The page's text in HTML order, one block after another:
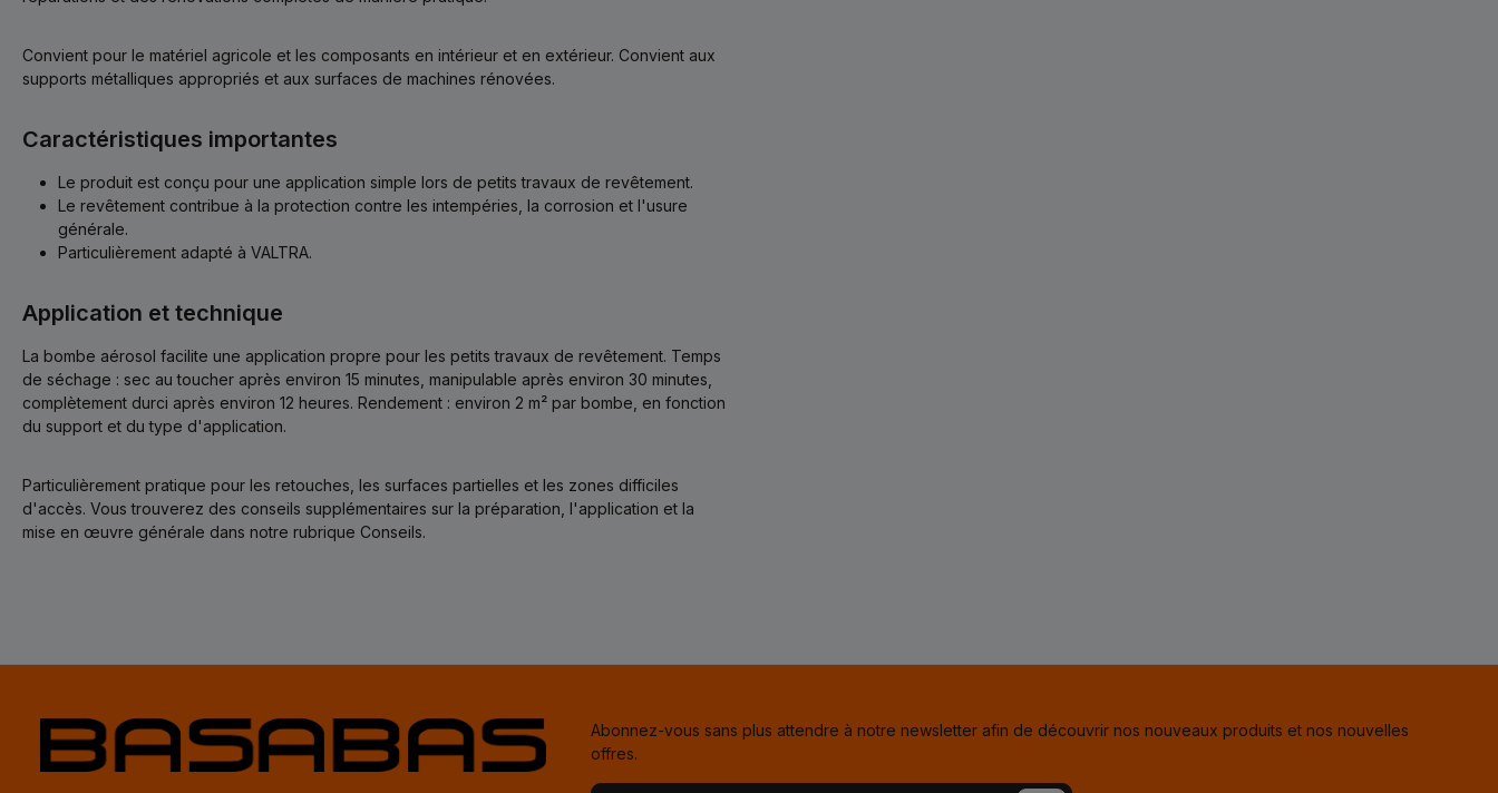
Convient pour le matériel agricole et les composants en intérieur et en extérieur. Convient aux
supports métalliques appropriés et aux surfaces de machines rénovées.
Caractéristiques importantes
Le produit est conçu pour une application simple lors de petits travaux de revêtement.
Le revêtement contribue à la protection contre les intempéries, la corrosion et l'usure
générale.
Particulièrement adapté à VALTRA.
Application et technique
La bombe aérosol facilite une application propre pour les petits travaux de revêtement. Temps
de séchage : sec au toucher après environ 15 minutes, manipulable après environ 30 minutes,
complètement durci après environ 12 heures. Rendement : environ 2 m² par bombe, en fonction
du support et du type d'application.
Particulièrement pratique pour les retouches, les surfaces partielles et les zones difficiles
d'accès. Vous trouverez des conseils supplémentaires sur la préparation, l'application et la
mise en œuvre générale dans notre rubrique Conseils.
Abonnez-vous sans plus attendre à notre newsletter afin de découvrir nos nouveaux produits et nos nouvelles
offres.